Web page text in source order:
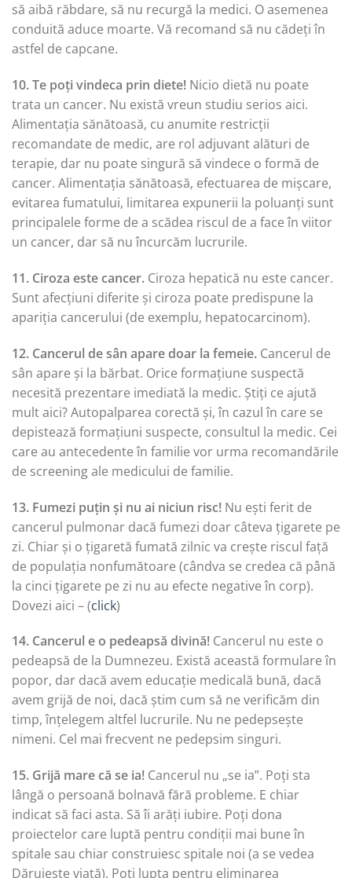
să aibă răbdare, să nu recurgă la medici. O asemenea
conduită aduce moarte. Vă recomand să nu cădeți în
astfel de capcane.
10. Te poți vindeca prin diete! Nicio dietă nu poate
trata un cancer. Nu există vreun studiu serios aici.
Alimentația sănătoasă, cu anumite restricții
recomandate de medic, are rol adjuvant alături de
terapie, dar nu poate singură să vindece o formă de
cancer. Alimentația sănătoasă, efectuarea de mișcare,
evitarea fumatului, limitarea expunerii la poluanți sunt
principalele forme de a scădea riscul de a face în viitor
un cancer, dar să nu încurcăm lucrurile.
11. Ciroza este cancer. Ciroza hepatică nu este cancer.
Sunt afecțiuni diferite și ciroza poate predispune la
apariția cancerului (de exemplu, hepatocarcinom).
12. Cancerul de sân apare doar la femeie. Cancerul de
sân apare și la bărbat. Orice formațiune suspectă
necesită prezentare imediată la medic. Știți ce ajută
mult aici? Autopalparea corectă și, în cazul în care se
depistează formațiuni suspecte, consultul la medic. Cei
care au antecedente în familie vor urma recomandările
de screening ale medicului de familie.
13. Fumezi puțin și nu ai niciun risc! Nu ești ferit de
cancerul pulmonar dacă fumezi doar câteva țigarete pe
zi. Chiar și o țigaretă fumată zilnic va crește riscul față
de populația nonfumătoare (cândva se credea că până
la cinci țigarete pe zi nu au efecte negative în corp).
Dovezi aici – (click)
14. Cancerul e o pedeapsă divină! Cancerul nu este o
pedeapsă de la Dumnezeu. Există această formulare în
popor, dar dacă avem educație medicală bună, dacă
avem grijă de noi, dacă știm cum să ne verificăm din
timp, înțelegem altfel lucrurile. Nu ne pedepsește
nimeni. Cel mai frecvent ne pedepsim singuri.
15. Grijă mare că se ia! Cancerul nu „se ia”. Poți sta
lângă o persoană bolnavă fără probleme. E chiar
indicat să faci asta. Să îi arăți iubire. Poți dona
proiectelor care luptă pentru condiții mai bune în
spitale sau chiar construiesc spitale noi (a se vedea
Dăruiește viață). Poți lupta pentru eliminarea